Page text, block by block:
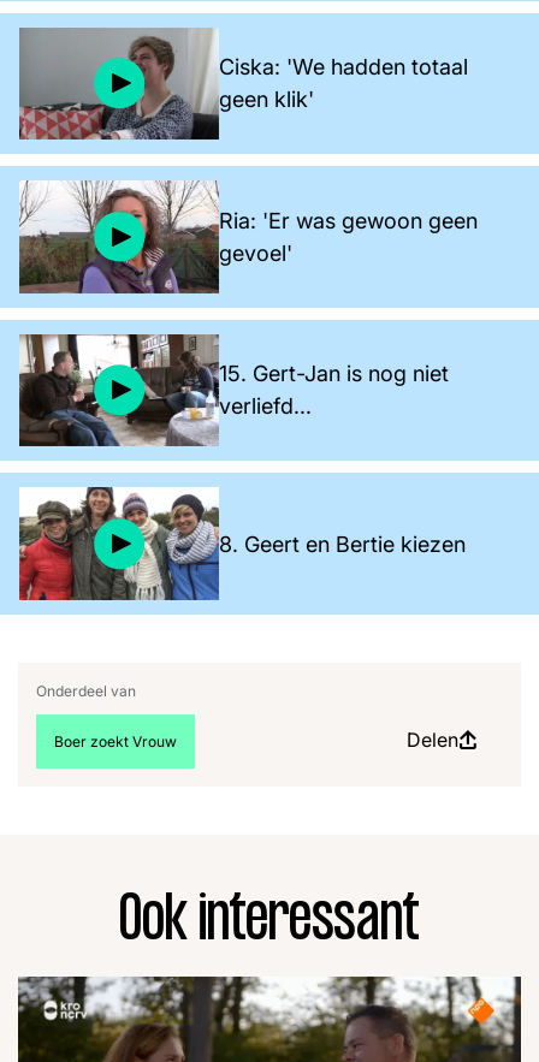
Ciska: 'We hadden totaal
geen klik'
Ria: 'Er was gewoon geen
gevoel'
15. Gert-Jan is nog niet
verliefd...
8. Geert en Bertie kiezen
Onderdeel van
Bekijk meer artikelen over:
Boer zoekt Vrouw Delen
Ook interessant